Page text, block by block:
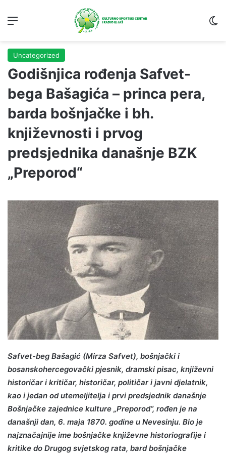
Uncategorized
Godišnjica rođenja Safvet-
bega Bašagića – princa pera,
barda bošnjačke i bh.
književnosti i prvog
predsjednika današnje BZK
„Preporod“
Safvet-beg Bašagić (Mirza Safvet), bošnjački i
bosanskohercegovački pjesnik, dramski pisac, književni
historičar i kritičar, historičar, političar i javni djelatnik,
kao i jedan od utemeljitelja i prvi predsjednik današnje
Bošnjačke zajednice kulture „Preporod“, rođen je na
današnji dan, 6. maja 1870. godine u Nevesinju. Bio je
najznačajnije ime bošnjačke književne historiografije i
kritike do Drugog svjetskog rata, bard bošnjačke